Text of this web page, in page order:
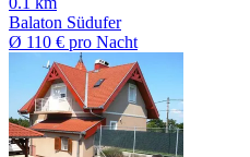
Balaton Südufer
Ø 110 € pro Nacht